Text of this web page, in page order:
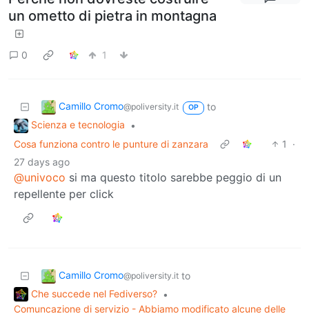
un ometto di pietra in montagna
0 1
Camillo Cromo@poliversity.it OP
to
Scienza e tecnologia
•
Cosa funziona contro le punture di zanzara
1
·
27 days ago
@univoco si ma questo titolo sarebbe peggio di un
repellente per click
Camillo Cromo@poliversity.it to
Che succede nel Fediverso? •
Comuncazione di servizio - Abbiamo modificato alcune delle